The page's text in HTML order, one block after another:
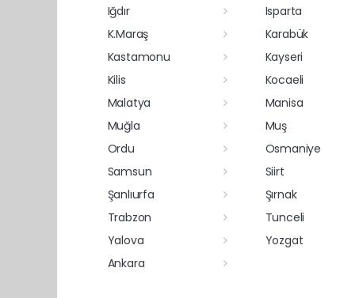
Iğdır
Isparta
K.Maraş
Karabük
Kastamonu
Kayseri
Kilis
Kocaeli
Malatya
Manisa
Muğla
Muş
Ordu
Osmaniye
Samsun
Siirt
Şanlıurfa
Şırnak
Trabzon
Tunceli
Yalova
Yozgat
Ankara